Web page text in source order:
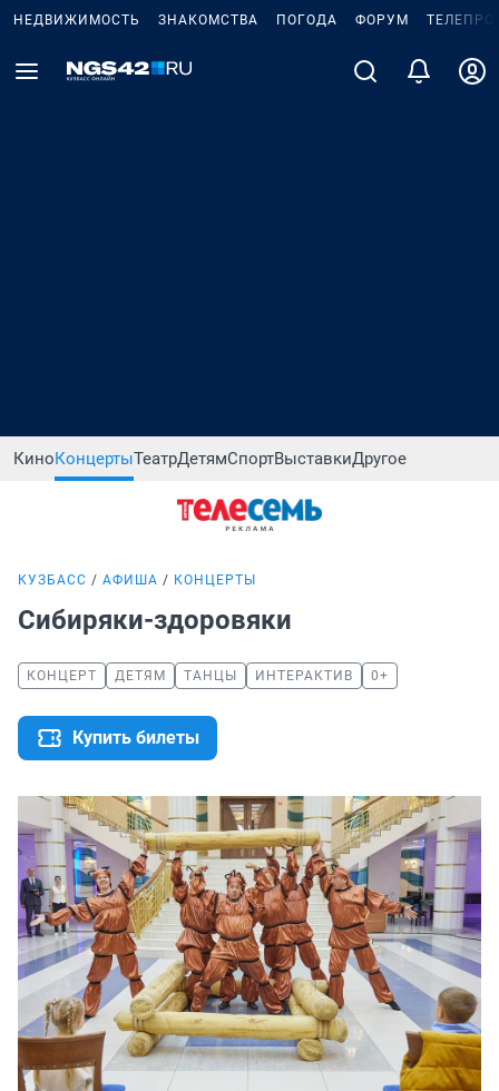
НЕДВИЖИМОСТЬ ЗНАКОМСТВА ПОГОДА ФОРУМ
КиноКонцертыТеатрДетямСпортВыставкиДругое
КУЗБАСС АФИША КОНЦЕРТЫ
Сибиряки-здоровяки
КОНЦЕРТ ДЕТЯМ ТАНЦЫ ИНТЕРАКТИВ 0+
Купить билеты